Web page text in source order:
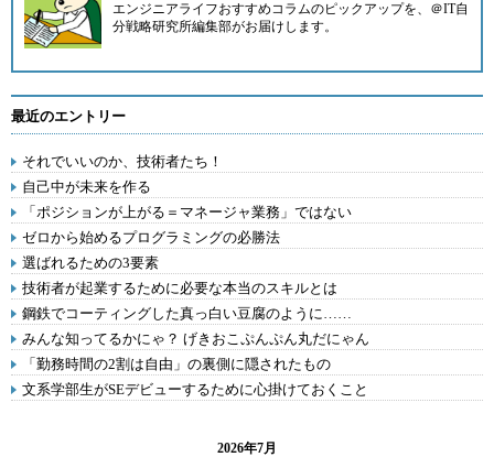
エンジニアライフおすすめコラムのピックアップを、 ＠IT自
分戦略研究所編集部がお届けします。
最近のエントリー
それでいいのか、技術者たち！
自己中が未来を作る
「ポジションが上がる＝マネージャ業務」ではない
ゼロから始めるプログラミングの必勝法
選ばれるための3要素
技術者が起業するために必要な本当のスキルとは
鋼鉄でコーティングした真っ白い豆腐のように……
みんな知ってるかにゃ？ げきおこぷんぷん丸だにゃん
「勤務時間の2割は自由」の裏側に隠されたもの
文系学部生がSEデビューするために心掛けておくこと
2026年7月